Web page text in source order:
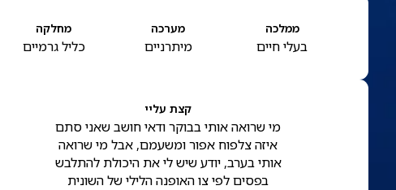
ממלכה
בעלי חיים
מערכה
מיתרניים
מחלקה
כליל גרמיים
קצת עליי
מי שרואה אותי בבוקר ודאי חושב שאני סתם
איזה צלפוח אפור ומשעמם, אבל מי שרואה
אותי בערב, יודע שיש לי את היכולת להתלבש
בפסים לפי צו האופנה הלילי של השונית